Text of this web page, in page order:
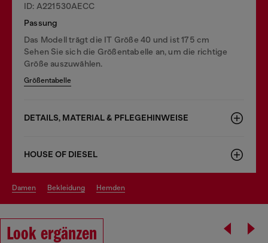
ID: A221530AECC
Passung
Das Modell trägt die IT Größe 40 und ist 175 cm
Sehen Sie sich die Größentabelle an, um die richtige
Größe auszuwählen.
Größentabelle
DETAILS, MATERIAL & PFLEGEHINWEISE
HOUSE OF DIESEL
damen bekleidung hemden
Look ergänzen